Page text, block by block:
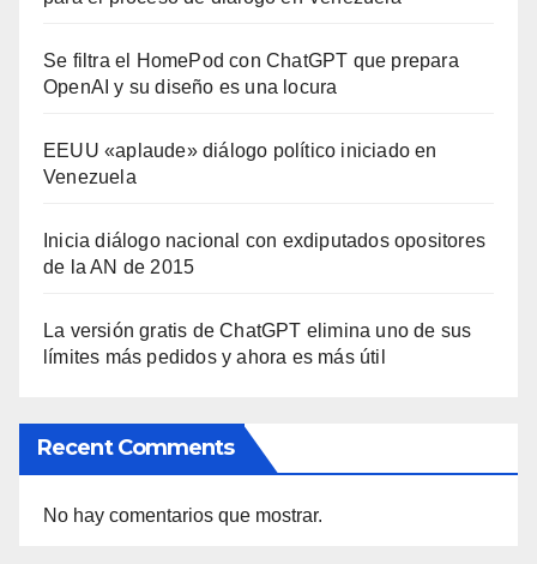
Se filtra el HomePod con ChatGPT que prepara
OpenAI y su diseño es una locura
EEUU «aplaude» diálogo político iniciado en
Venezuela
Inicia diálogo nacional con exdiputados opositores
de la AN de 2015
La versión gratis de ChatGPT elimina uno de sus
límites más pedidos y ahora es más útil
Recent Comments
No hay comentarios que mostrar.